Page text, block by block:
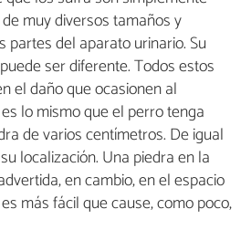
muy diversos tamaños y
partes del aparato urinario. Su
ser diferente. Todos estos
el daño que ocasionen al
lo mismo que el perro tenga
de varios centímetros. De igual
localización. Una piedra en la
en cambio, en el espacio
más fácil que cause, como poco,